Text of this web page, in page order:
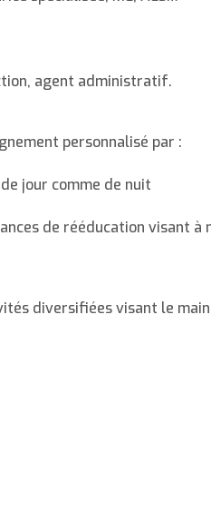
agent administratif.
personnalisé par :
jour comme de nuit
de rééducation visant
diversifiées visant le